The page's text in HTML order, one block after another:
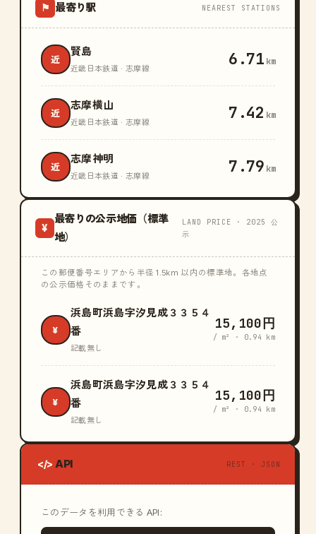
⚑ 最寄り駅 NEAREST STATIONS
近
賢島
近畿日本鉄道 · 志摩線 6.71 km
近
志摩横山
近畿日本鉄道 · 志摩線 7.42 km
近
志摩神明
近畿日本鉄道 · 志摩線 7.79 km
¥
最寄りの公示地価（標準
地）
LAND PRICE · 2025 公
示
この郵便番号エリアから半径 1.5km 以内の標準地。各地点
の公示価格そのままです。
¥
浜島町浜島字汐見成３３５４
番
記載無し
15,100円
/ m² · 0.94 km
¥
浜島町浜島字汐見成３３５４
番
記載無し
15,100円
/ m² · 0.94 km
</> API REST · JSON
このデータを利用できる API: